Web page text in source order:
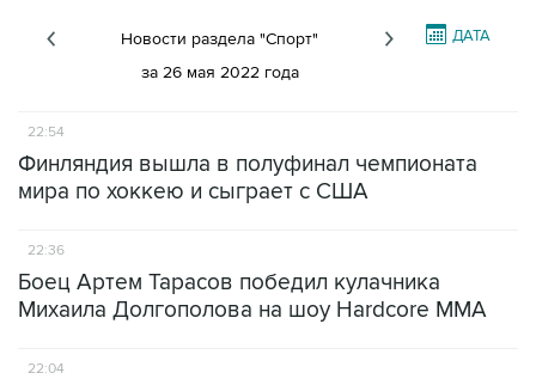
Новости раздела "Спорт"
за 26 мая 2022 года
ДАТА
22:54
Финляндия вышла в полуфинал чемпионата
мира по хоккею и сыграет с США
22:36
Боец Артем Тарасов победил кулачника
Михаила Долгополова на шоу Hardcore MMA
22:04